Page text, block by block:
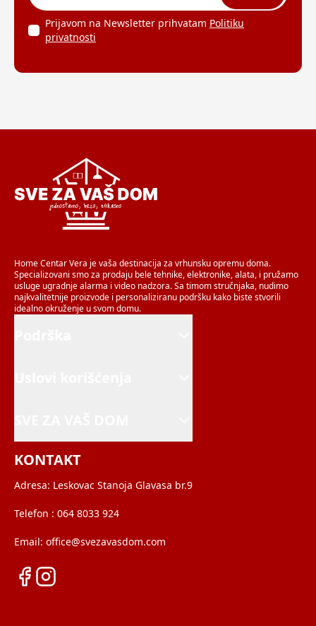
Prijavom na Newsletter prihvatam Politiku
privatnosti
Home Centar Vera je vaša destinacija za vrhunsku opremu doma.
Specializovani smo za prodaju bele tehnike, elektronike, alata, i pružamo
usluge ugradnje alarma i video nadzora. Sa timom stručnjaka, nudimo
najkvalitetnije proizvode i personaliziranu podršku kako biste stvorili
idealno okruženje u svom domu.
KONTAKT
Adresa: Leskovac Stanoja Glavasa br.9
Telefon : 064 8033 924
Email: office@svezavasdom.com